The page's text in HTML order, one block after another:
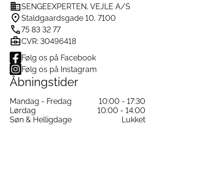
SENGEEXPERTEN, VEJLE A/S
Staldgaardsgade 10, 7100
75 83 32 77
CVR: 30496418
Følg os på Facebook
Følg os på Instagram
Åbningstider
Mandag - Fredag
10:00 - 17:30
Lørdag
10:00 - 14:00
Søn & Helligdage
Lukket